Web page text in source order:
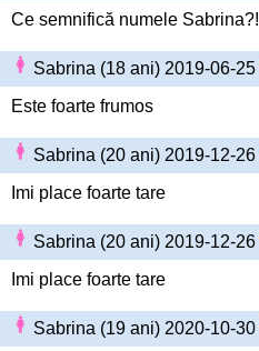
Ce semnifică numele Sabrina?!
Sabrina (18 ani) 2019-06-25
Este foarte frumos
Sabrina (20 ani) 2019-12-26
Imi place foarte tare
Sabrina (20 ani) 2019-12-26
Imi place foarte tare
Sabrina (19 ani) 2020-10-30